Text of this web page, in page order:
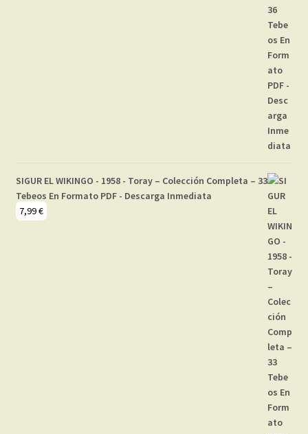
SIGUR EL WIKINGO - 1958 - Toray – Colección Completa – 33
Tebeos En Formato PDF - Descarga Inmediata
7,99€